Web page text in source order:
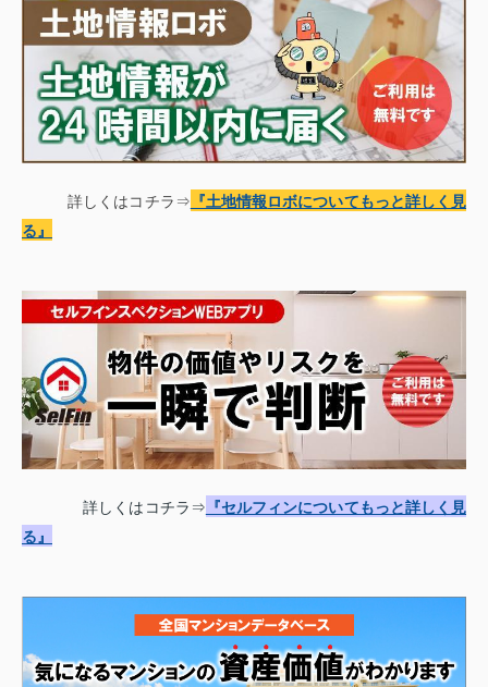
詳しくはコチラ⇒ 『土地情報ロボについてもっと詳しく見
る』
詳しくはコチラ⇒ 『セルフィンについてもっと詳しく見
る』